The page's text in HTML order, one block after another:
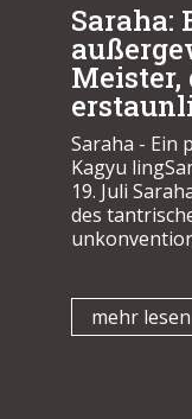
Saraha:
Meister,
Saraha - Ein
Kagyu
19. Juli
des
mehr lesen